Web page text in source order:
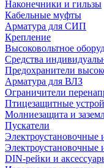
Наконечники и гильзы
Кабельные муфты
Арматура для СИП
Крепление
Высоковольтное
Средства
Предохранители
Арматура для ВЛЗ
Ограничители
Птицезащитные
Молниезащита и
Пускатели
Электроустановочные
Электроустановочные
DIN-рейки и